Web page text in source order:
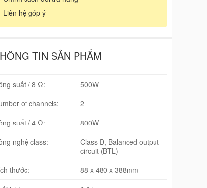
Liên hệ góp ý
TIN SẢN PHẨM
suất / 8 Ω:
500W
of channels:
2
suất / 4 Ω:
800W
nghệ class:
Class D, Balanced output
circuit (BTL)
thước:
88 x 480 x 388mm